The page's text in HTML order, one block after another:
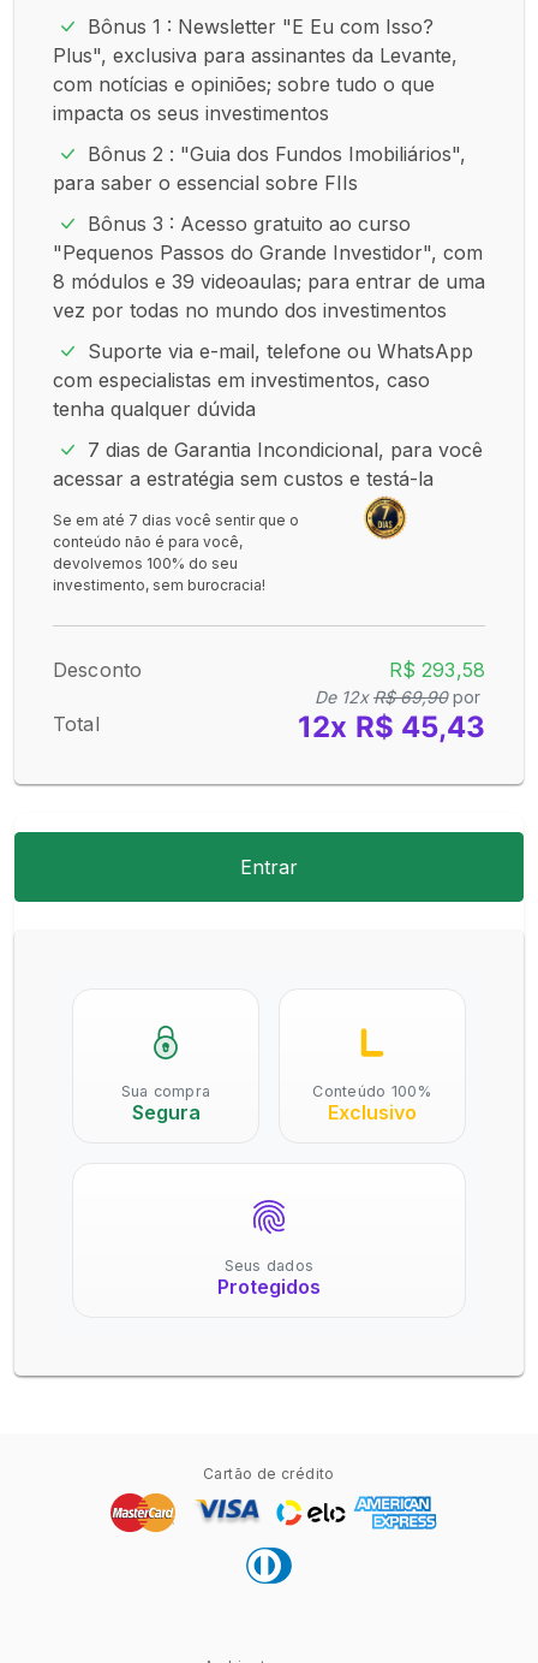
Bônus 1 : Newsletter "E Eu com Isso?
Plus", exclusiva para assinantes da Levante,
com notícias e opiniões; sobre tudo o que
impacta os seus investimentos
Bônus 2 : "Guia dos Fundos Imobiliários",
para saber o essencial sobre FIIs
Bônus 3 : Acesso gratuito ao curso
"Pequenos Passos do Grande Investidor", com
8 módulos e 39 videoaulas; para entrar de uma
vez por todas no mundo dos investimentos
Suporte via e-mail, telefone ou WhatsApp
com especialistas em investimentos, caso
tenha qualquer dúvida
7 dias de Garantia Incondicional, para você
acessar a estratégia sem custos e testá-la
Se em até 7 dias você sentir que o
conteúdo não é para você,
devolvemos 100% do seu
investimento, sem burocracia!
Desconto R$ 293,58
De 12xR$ 69,90por
Total 12x R$ 45,43
Entrar
Sua compra
Segura
Conteúdo 100%
Exclusivo
Seus dados
Protegidos
Cartão de crédito